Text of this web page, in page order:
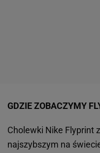
GDZIE ZOBACZYMY
Cholewki Nike Flyprint
najszybszym na